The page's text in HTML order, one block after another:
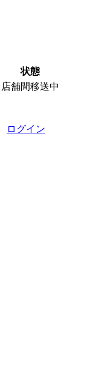
状態
店舗間移送中
ログイン